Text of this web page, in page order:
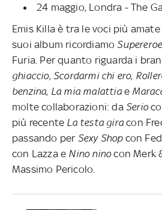
24 maggio, Londra - The
Emis Killa è tra le voci più
suoi album ricordiamoSupereroe
Furia. Per quanto riguarda i
ghiaccio,Scordarmi chi ero,
benzina, La mia malattiae
molte collaborazioni: da Serio
più recente La testa giracon
passando per Sexy Shopcon
con Lazza e Nino ninocon Merk
Massimo Pericolo.